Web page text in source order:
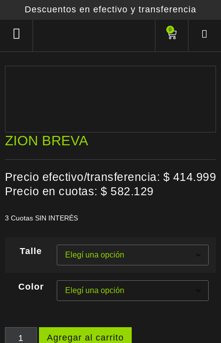
Descuentos en efectivo y transferencia
0
ZION BREVA
Precio efectivo/transferencia: $ 414.999
Precio en cuotas: $ 582.129
3 Cuotas SIN INTERÉS
Talle
Color
Agregar al carrito